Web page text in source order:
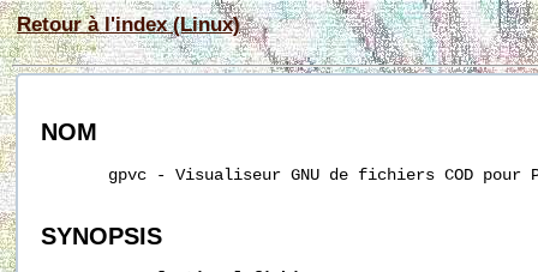
Retour à l'index (Linux)
NOM
gpvc - Visualiseur GNU de fichiers COD pour
SYNOPSIS